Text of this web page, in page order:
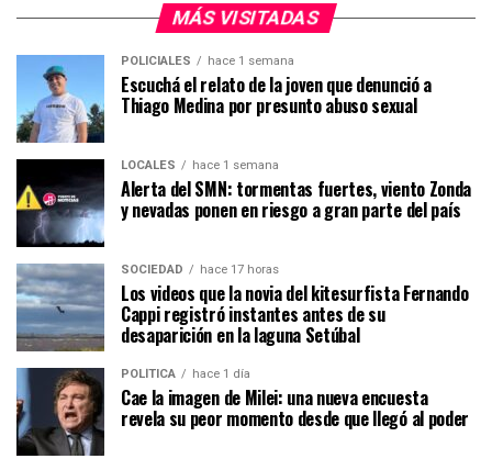
MÁS VISITADAS
POLICIALES hace 1 semana
Escuchá el relato de la joven que denunció a
Thiago Medina por presunto abuso sexual
LOCALES hace 1 semana
Alerta del SMN: tormentas fuertes, viento Zonda
y nevadas ponen en riesgo a gran parte del país
SOCIEDAD hace 17 horas
Los videos que la novia del kitesurfista Fernando
Cappi registró instantes antes de su
desaparición en la laguna Setúbal
POLÍTICA hace 1 día
Cae la imagen de Milei: una nueva encuesta
revela su peor momento desde que llegó al poder